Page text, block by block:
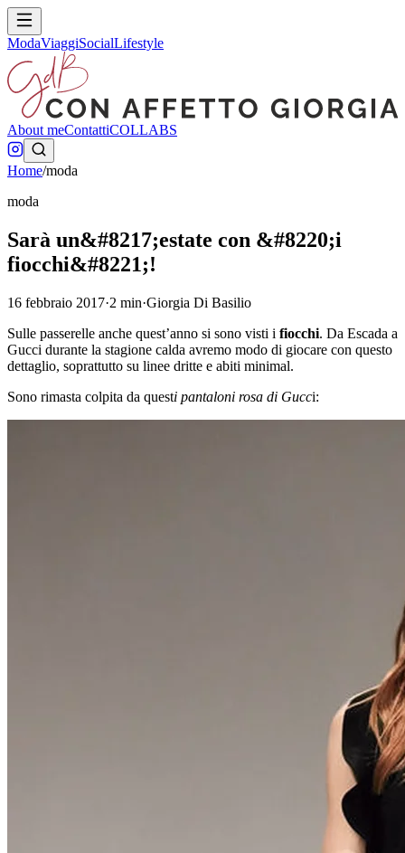
ModaViaggiSocialLifestyle
About meContattiCOLLABS
Home/moda
moda
Sarà un&#8217;estate con &#8220;i
fiocchi&#8221;!
16 febbraio 2017·2 min·Giorgia Di Basilio
Sulle passerelle anche quest’anno si sono visti i fiocchi. Da Escada a
Gucci durante la stagione calda avremo modo di giocare con questo
dettaglio, soprattutto su linee dritte e abiti minimal.
Sono rimasta colpita da questi pantaloni rosa di Gucci: